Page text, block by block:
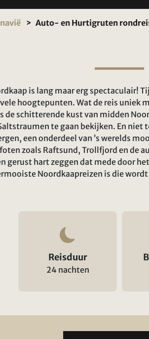
Auto- en Hurtigruten
is lang maar erg spectaculair!
hoogtepunten. Wat de reis uniek
de schitterende kust van midden
te gaan bekijken. En
een onderdeel van ’s werelds
zoals Raftsund, Trollfjord en de
gerust hart zeggen dat mede door
Noordkaapreizen is die
Reisduur
24 nachten